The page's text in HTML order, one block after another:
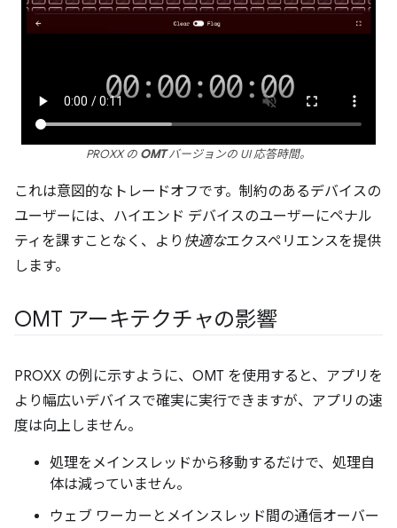
PROXX の OMTバージョンの UI 応答時間。
これは意図的なトレードオフです。制約のあるデバイスの
ユーザーには、ハイエンド デバイスのユーザーにペナル
ティを課すことなく、より 快適なエクスペリエンスを提供
します。
OMT アーキテクチャの影響
PROXX の例に示すように、OMT を使用すると、アプリを
より幅広いデバイスで確実に実行できますが、アプリの速
度は向上しません。
処理をメインスレッドから移動するだけで、処理自
体は減っていません。
ウェブ ワーカーとメインスレッド間の通信オーバー